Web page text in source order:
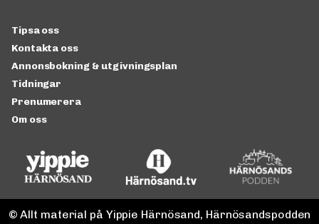
Tipsa oss
Kontakta oss
Annonsbokning & utgivningsplan
Tidningar
Prenumerera
Om oss
© Allt material på Yippie Härnösand, Härnösandspodden